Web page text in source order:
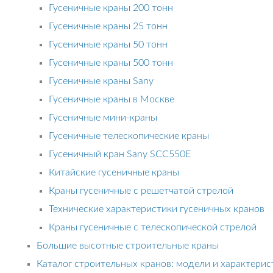
Гусеничные краны 200 тонн
Гусеничные краны 25 тонн
Гусеничные краны 50 тонн
Гусеничные краны 500 тонн
Гусеничные краны Sany
Гусеничные краны в Москве
Гусеничные мини-краны
Гусеничные телескопические краны
Гусеничный кран Sany SCC550E
Китайские гусеничные краны
Краны гусеничные с решетчатой стрелой
Технические характеристики гусеничных кранов
Краны гусеничные с телескопической стрелой
Большие высотные строительные краны
Каталог строительных кранов: модели и